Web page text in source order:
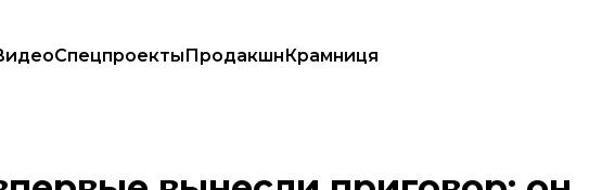
СпецпроектыПродакшнКрамниця
в разжигании межрелигиозной розни